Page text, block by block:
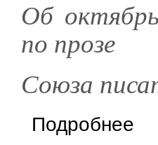
Об
по прозе
Союза
Подробнее